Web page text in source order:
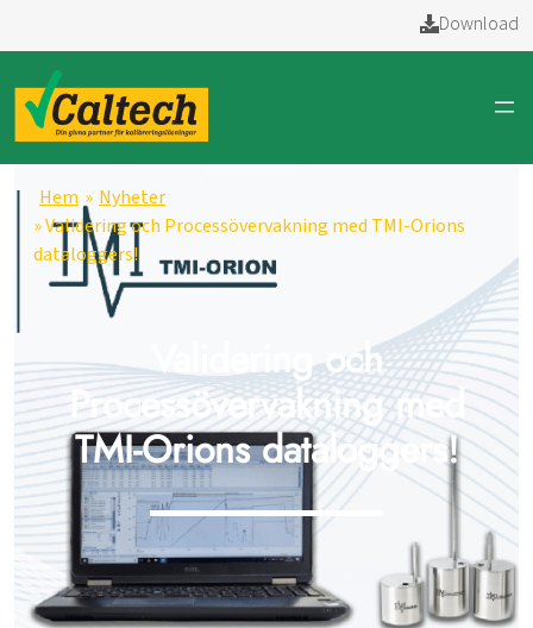
Download
Hem » Nyheter
» Validering och Processövervakning med TMI-Orions
dataloggers!
Validering och
Processövervakning med
TMI-Orions dataloggers!